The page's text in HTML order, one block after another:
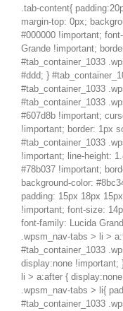
.tab-content{
margin-top: 0px;
#000000 !important;
Grande !important;
#tab_container_1033
#ddd; }
#tab_container_1033
#tab_container_1033
#607d8b !important;
!important; border: 1px
#tab_container_1033
!important; line-height:
#78b037 !important;
background-color:
padding: 15px 18px
!important; font-size:
font-family: Lucida
.wpsm_nav-tabs > li >
#tab_container_1033
display:none !important;
li > a:after {
.wpsm_nav-tabs > li{
#tab_container_1033